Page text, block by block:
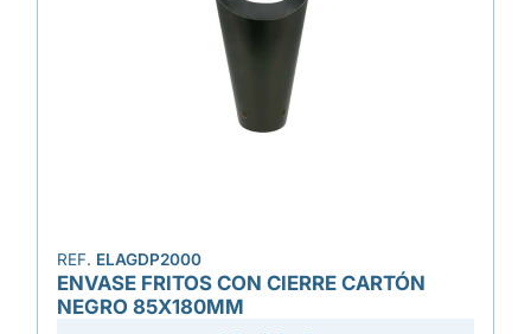
REF. ELAGDP2000
ENVASE FRITOS CON CIERRE CARTÓN
NEGRO 85X180MM